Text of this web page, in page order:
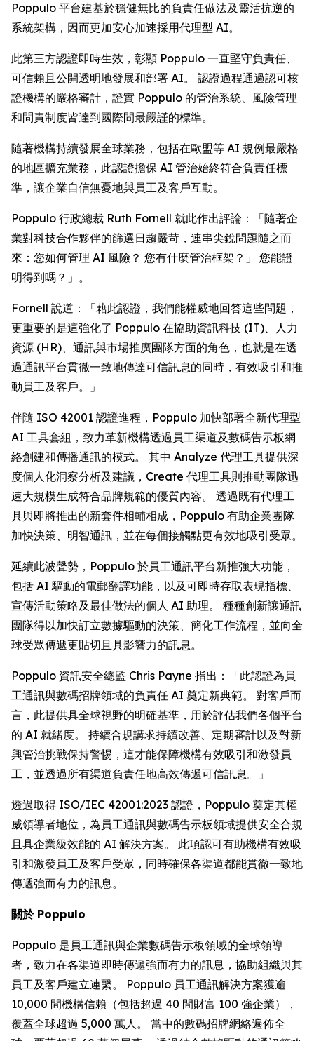
Poppulo 平台建基於穩健無比的負責任做法及靈活抗逆的
系統架構，因而更加安心加速採用代理型 AI。
此第三方認證即時生效，彰顯 Poppulo 一直堅守負責任、
可信賴且公開透明地發展和部署 AI。 認證過程通過認可核
證機構的嚴格審計，證實 Poppulo 的管治系統、風險管理
和問責制度皆達到國際間最嚴謹的標準。
隨著機構持續發展全球業務，包括在歐盟等 AI 規例最嚴格
的地區擴充業務，此認證擔保 AI 管治始終符合負責任標
準，讓企業自信無憂地與員工及客戶互動。
Poppulo 行政總裁 Ruth Fornell 就此作出評論：「隨著企
業對科技合作夥伴的篩選日趨嚴苛，連串尖銳問題隨之而
來：您如何管理 AI 風險？ 您有什麼管治框架？」 您能證
明得到嗎？」。
Fornell 說道：「藉此認證，我們能權威地回答這些問題，
更重要的是這強化了 Poppulo 在協助資訊科技 (IT)、人力
資源 (HR)、通訊與市場推廣團隊方面的角色，也就是在透
過通訊平台貫徹一致地傳達可信訊息的同時，有效吸引和推
動員工及客戶。」
伴隨 ISO 42001 認證進程，Poppulo 加快部署全新代理型
AI 工具套組，致力革新機構透過員工渠道及數碼告示板網
絡創建和傳播通訊的模式。 其中 Analyze 代理工具提供深
度個人化洞察分析及建議， Create 代理工具則推動團隊迅
速大規模生成符合品牌規範的優質內容。 透過既有代理工
具與即將推出的新套件相輔相成，Poppulo 有助企業團隊
加快決策、明智通訊，並在每個接觸點更有效地吸引受眾。
延續此波聲勢，Poppulo 於員工通訊平台新推強大功能，
包括 AI 驅動的電郵翻譯功能，以及可即時存取表現指標、
宣傳活動策略及最佳做法的個人 AI 助理。 種種創新讓通訊
團隊得以加快訂立數據驅動的決策、簡化工作流程，並向全
球受眾傳遞更貼切且具影響力的訊息。
Poppulo 資訊安全總監 Chris Payne 指出：「此認證為員
工通訊與數碼招牌領域的負責任 AI 奠定新典範。 對客戶而
言，此提供具全球視野的明確基準，用於評估我們各個平台
的 AI 就緒度。 持續合規講求持續改善、定期審計以及對新
興管治挑戰保持警惕，這才能保障機構有效吸引和激發員
工，並透過所有渠道負責任地高效傳遞可信訊息。」
透過取得 ISO/IEC 42001:2023 認證，Poppulo 奠定其權
威領導者地位，為員工通訊與數碼告示板領域提供安全合規
且具企業級效能的 AI 解決方案。 此項認可有助機構有效吸
引和激發員工及客戶受眾，同時確保各渠道都能貫徹一致地
傳遞強而有力的訊息。
關於 Poppulo
Poppulo 是員工通訊與企業數碼告示板領域的全球領導
者，致力在各渠道即時傳遞強而有力的訊息，協助組織與其
員工及客戶建立連繫。 Poppulo 員工通訊解決方案獲逾
10,000 間機構信賴（包括超過 40 間財富 100 強企業），
覆蓋全球超過 5,000 萬人。 當中的數碼招牌網絡遍佈全